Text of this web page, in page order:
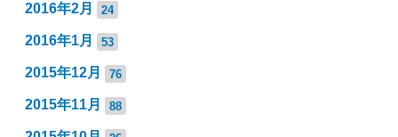
2016年2月 24
2016年1月 53
2015年12月 76
2015年11月 88